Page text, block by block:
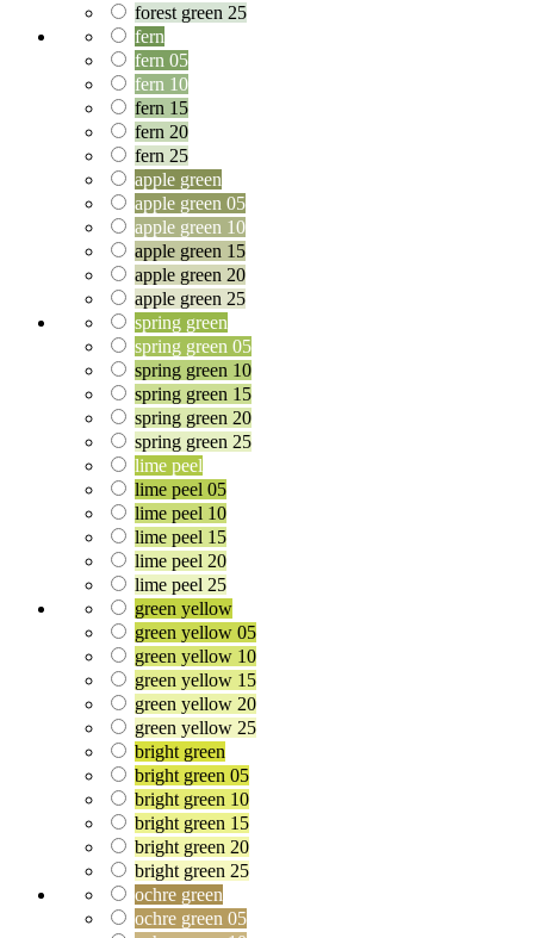
forest green 25
fern
fern 05
fern 10
fern 15
fern 20
fern 25
apple green
apple green 05
apple green 10
apple green 15
apple green 20
apple green 25
spring green
spring green 05
spring green 10
spring green 15
spring green 20
spring green 25
lime peel
lime peel 05
lime peel 10
lime peel 15
lime peel 20
lime peel 25
green yellow
green yellow 05
green yellow 10
green yellow 15
green yellow 20
green yellow 25
bright green
bright green 05
bright green 10
bright green 15
bright green 20
bright green 25
ochre green
ochre green 05